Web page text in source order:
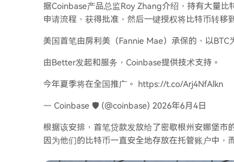
据Coinbase产品总监Roy Zhang介绍，持有大量
申请流程、获得批准，然后一键授权将比特币转移
美国首笔由房利美（Fannie Mae）承保的、以BTC
由Better发起和服务，Coinbase提供技术支持。
今年夏季将在全国推广。 https://t.co/Arj4NfAlkn
— Coinbase 🛡️ (@coinbase) 2026年6月4日
根据该安排，首笔贷款发放给了密歇根州安娜堡市
因为他们的比特币一直安全地存放在托管账户中，